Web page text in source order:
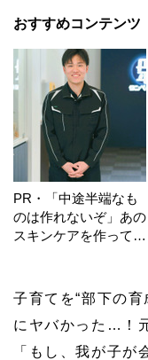
おすすめコンテンツ
PR・「中途半端なも
のは作れないぞ」あの
スキンケアを作ってい
子育てを“部下の
にヤバかった…！
「もし、我が子が